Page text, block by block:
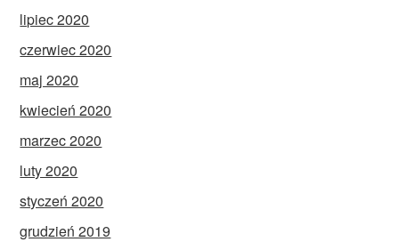
lipiec 2020
czerwiec 2020
maj 2020
kwiecień 2020
marzec 2020
luty 2020
styczeń 2020
grudzień 2019